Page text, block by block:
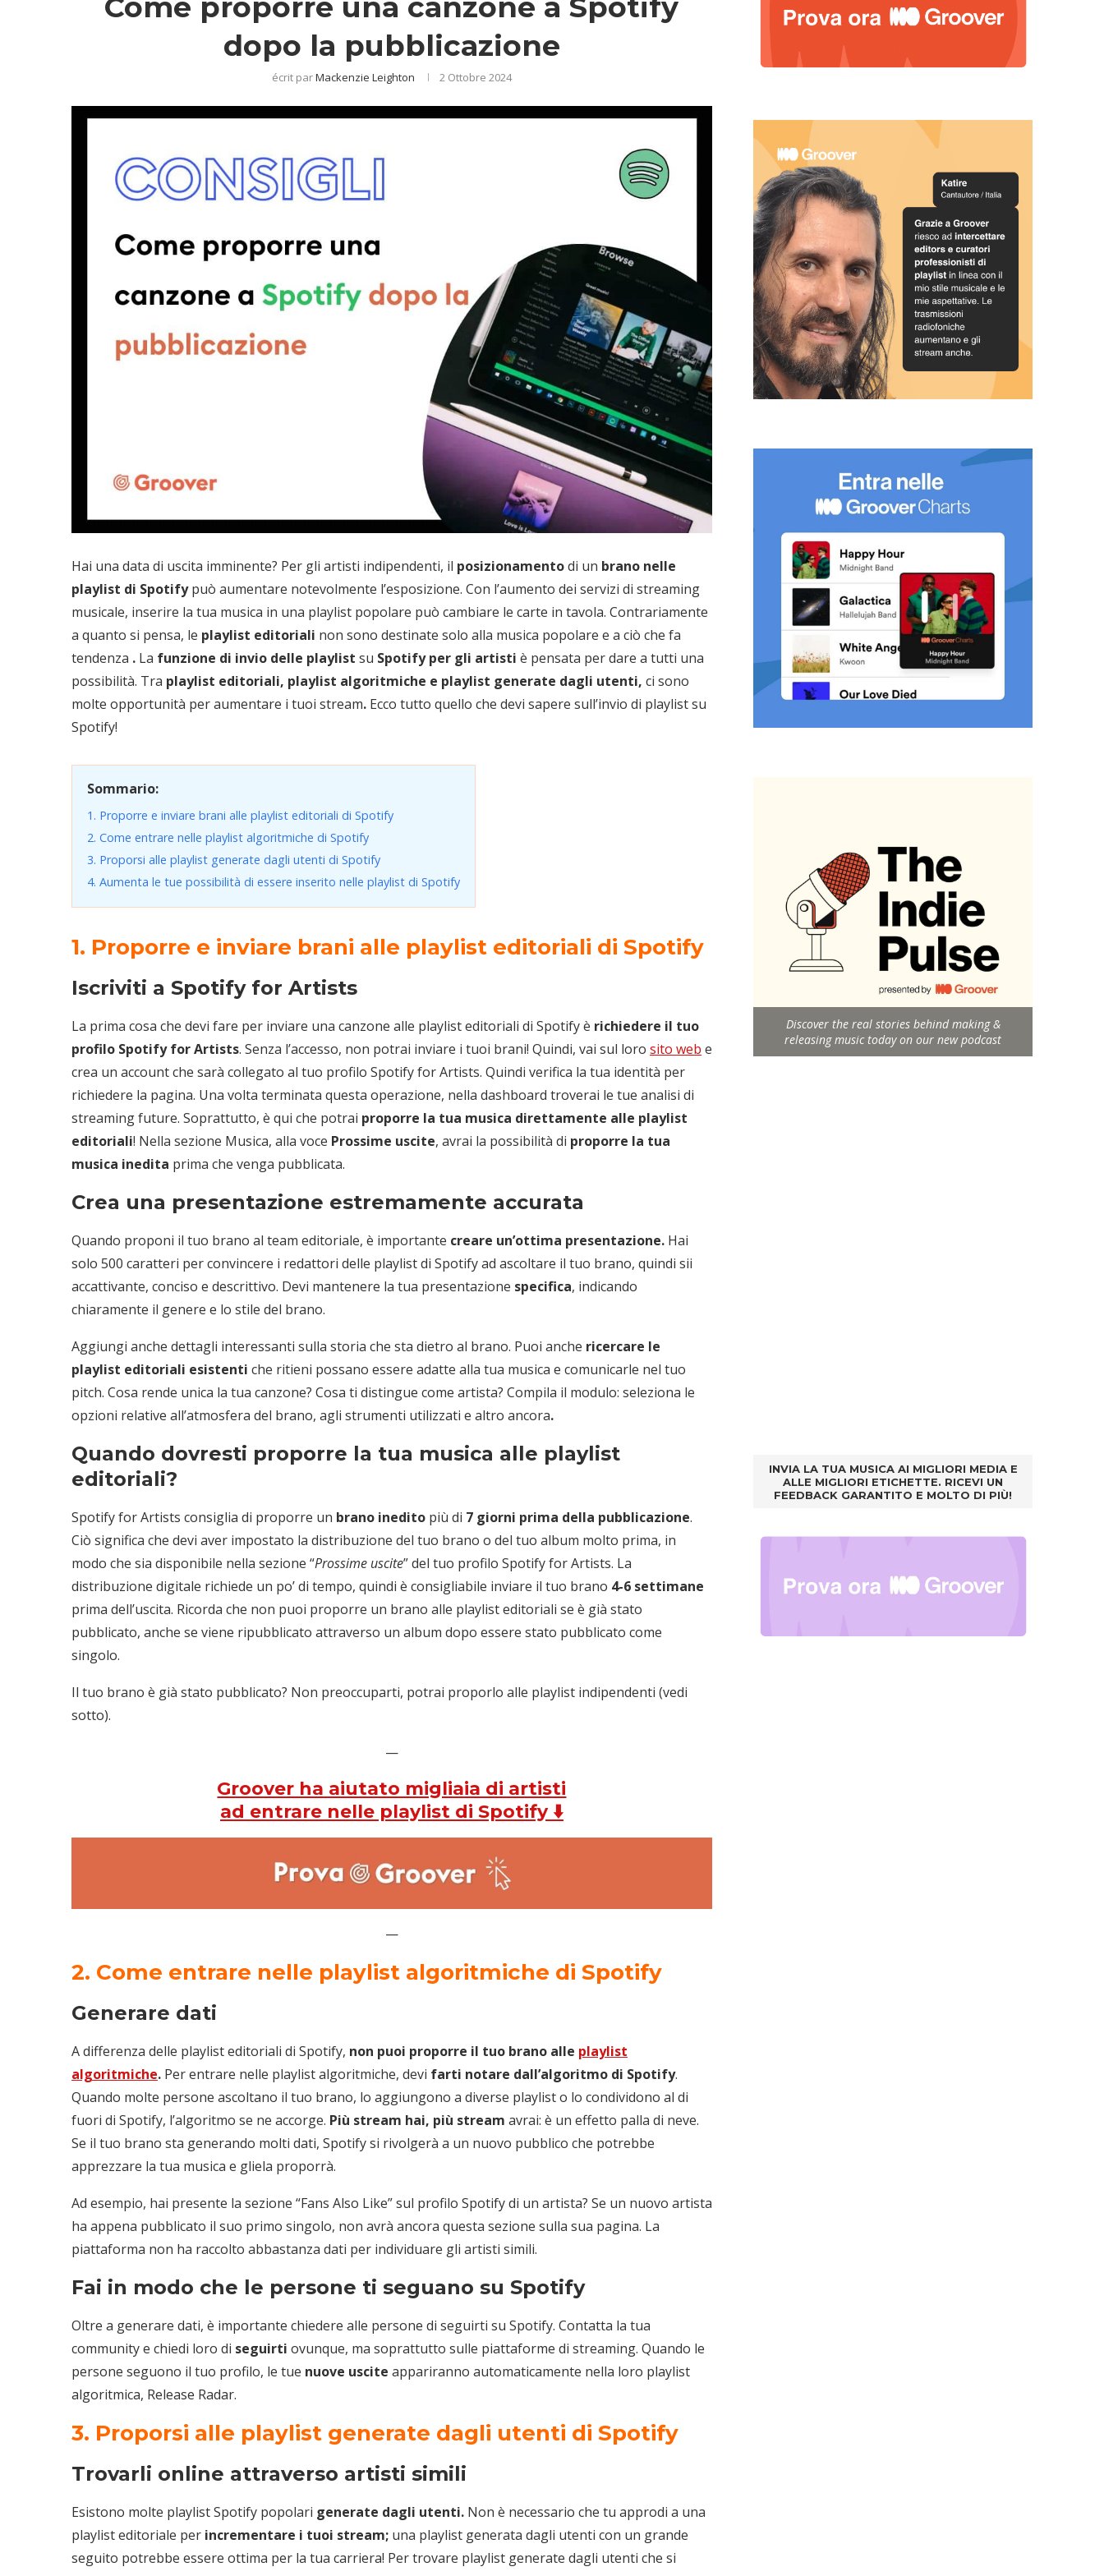
dopo la pubblicazione
écrit parMackenzie Leighton 2 Ottobre 2024
Hai una data di uscita imminente? Per gli artisti indipendenti, il posizionamentodi un brano nelle
playlist di Spotifypuò aumentare notevolmente l’esposizione. Con l’aumento dei servizi di streaming
musicale, inserire la tua musica in una playlist popolare può cambiare le carte in tavola. Contrariamente
a quanto si pensa, le playlist editoriali non sono destinate solo alla musica popolare e a ciò che fa
tendenza . La funzione di invio delle playlist su Spotify per gli artisti è pensata per dare a tutti una
possibilità. Tra playlist editoriali, playlist algoritmiche e playlist generate dagli utenti, ci sono
molte opportunità per aumentare i tuoi stream. Ecco tutto quello che devi sapere sull’invio di playlist su
Spotify!
Sommario:
1. Proporre e inviare brani alle playlist editoriali di Spotify
2. Come entrare nelle playlist algoritmiche di Spotify
3. Proporsi alle playlist generate dagli utenti di Spotify
4. Aumenta le tue possibilità di essere inserito nelle playlist di Spotify
1. Proporre e inviare brani alle playlist editoriali di Spotify
Iscriviti a Spotify for Artists
La prima cosa che devi fare per inviare una canzone alle playlist editoriali di Spotify è richiedere il tuo
profilo Spotify for Artists. Senza l’accesso, non potrai inviare i tuoi brani! Quindi, vai sul loro sito web e
crea un account che sarà collegato al tuo profilo Spotify for Artists. Quindi verifica la tua identità per
richiedere la pagina. Una volta terminata questa operazione, nella dashboard troverai le tue analisi di
streaming future. Soprattutto, è qui che potrai proporre la tua musica direttamente alle playlist
editoriali! Nella sezione Musica, alla voce Prossime uscite, avrai la possibilità di proporre la tua
musica inedita prima che venga pubblicata.
Crea una presentazione estremamente accurata
Quando proponi il tuo brano al team editoriale, è importante creare un’ottima presentazione. Hai
solo 500 caratteri per convincere i redattori delle playlist di Spotify ad ascoltare il tuo brano, quindi sii
accattivante, conciso e descrittivo. Devi mantenere la tua presentazione specifica, indicando
chiaramente il genere e lo stile del brano.
Aggiungi anche dettagli interessanti sulla storia che sta dietro al brano. Puoi anche ricercare le
playlist editoriali esistenti che ritieni possano essere adatte alla tua musica e comunicarle nel tuo
pitch. Cosa rende unica la tua canzone? Cosa ti distingue come artista? Compila il modulo: seleziona le
opzioni relative all’atmosfera del brano, agli strumenti utilizzati e altro ancora.
Quando dovresti proporre la tua musica alle playlist
editoriali?
Spotify for Artists consiglia di proporre un brano inedito più di 7 giorni prima della pubblicazione.
Ciò significa che devi aver impostato la distribuzione del tuo brano o del tuo album molto prima, in
modo che sia disponibile nella sezione “Prossime uscite” del tuo profilo Spotify for Artists. La
distribuzione digitale richiede un po’ di tempo, quindi è consigliabile inviare il tuo brano 4-6 settimane
prima dell’uscita. Ricorda che non puoi proporre un brano alle playlist editoriali se è già stato
pubblicato, anche se viene ripubblicato attraverso un album dopo essere stato pubblicato come
singolo.
Il tuo brano è già stato pubblicato? Non preoccuparti, potrai proporlo alle playlist indipendenti (vedi
sotto).
—
Groover ha aiutato migliaia di artisti
ad entrare nelle playlist di Spotify ⬇️
—
2. Come entrare nelle playlist algoritmiche di Spotify
Generare dati
A differenza delle playlist editoriali di Spotify, non puoi proporre il tuo brano alle playlist
algoritmiche. Per entrare nelle playlist algoritmiche, devi farti notare dall’algoritmo di Spotify.
Quando molte persone ascoltano il tuo brano, lo aggiungono a diverse playlist o lo condividono al di
fuori di Spotify, l’algoritmo se ne accorge. Più stream hai, più stream avrai: è un effetto palla di neve.
Se il tuo brano sta generando molti dati, Spotify si rivolgerà a un nuovo pubblico che potrebbe
apprezzare la tua musica e gliela proporrà.
Ad esempio, hai presente la sezione “Fans Also Like” sul profilo Spotify di un artista? Se un nuovo artista
ha appena pubblicato il suo primo singolo, non avrà ancora questa sezione sulla sua pagina. La
piattaforma non ha raccolto abbastanza dati per individuare gli artisti simili.
Fai in modo che le persone ti seguano su Spotify
Oltre a generare dati, è importante chiedere alle persone di seguirti su Spotify. Contatta la tua
community e chiedi loro di seguirti ovunque, ma soprattutto sulle piattaforme di streaming. Quando le
persone seguono il tuo profilo, le tue nuove uscite appariranno automaticamente nella loro playlist
algoritmica, Release Radar.
3. Proporsi alle playlist generate dagli utenti di Spotify
Trovarli online attraverso artisti simili
Esistono molte playlist Spotify popolari generate dagli utenti. Non è necessario che tu approdi a una
playlist editoriale per incrementare i tuoi stream; una playlist generata dagli utenti con un grande
seguito potrebbe essere ottima per la tua carriera! Per trovare playlist generate dagli utenti che si
Discover the real stories behind making &
releasing music today on our new podcast
INVIA LA TUA MUSICA AI MIGLIORI MEDIA E
ALLE MIGLIORI ETICHETTE. RICEVI UN
FEEDBACK GARANTITO E MOLTO DI PIÙ!